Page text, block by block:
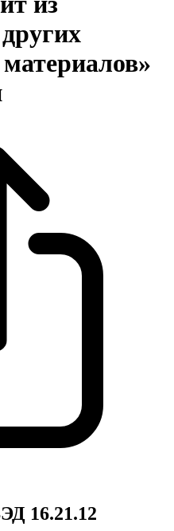
16.21.12